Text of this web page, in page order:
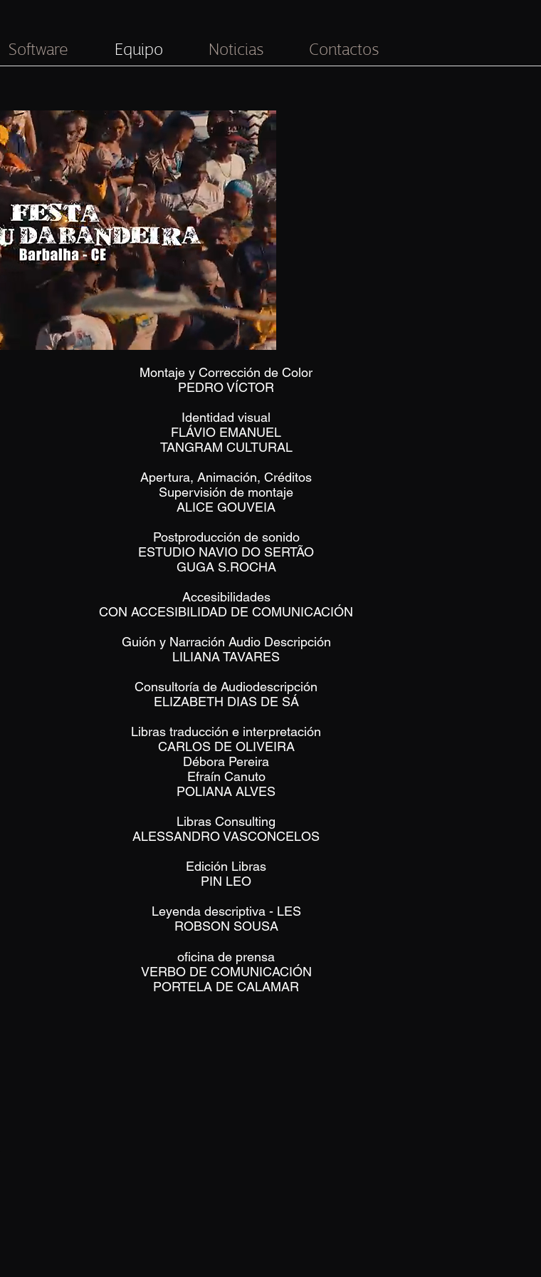
Software Equipo Noticias Contactos
Montaje y Corrección de Color
PEDRO VÍCTOR
Identidad visual
FLÁVIO EMANUEL
TANGRAM CULTURAL
Apertura, Animación, Créditos
Supervisión de montaje
ALICE GOUVEIA
Postproducción de sonido
ESTUDIO NAVIO DO SERTÃO
GUGA S.ROCHA
Accesibilidades
CON ACCESIBILIDAD DE COMUNICACIÓN
Guión y Narración Audio Descripción
LILIANA TAVARES
Consultoría de Audiodescripción
ELIZABETH DIAS DE SÁ
Libras traducción e interpretación
CARLOS DE OLIVEIRA
Débora Pereira
Efraín Canuto
POLIANA ALVES
Libras Consulting
ALESSANDRO VASCONCELOS
Edición Libras
PIN LEO
Leyenda descriptiva - LES
ROBSON SOUSA
oficina de prensa
VERBO DE COMUNICACIÓN
PORTELA DE CALAMAR